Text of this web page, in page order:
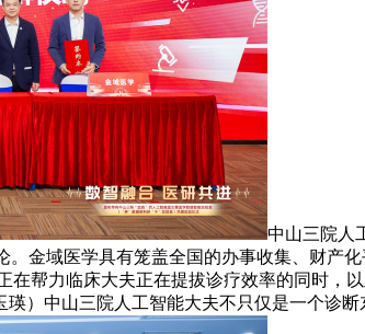
中山三院人
。金域医学具有笼盖全国的办事收集、财
在帮力临床大夫正在提拔诊疗效率的同时
）中山三院人工智能大夫不只仅是一个诊